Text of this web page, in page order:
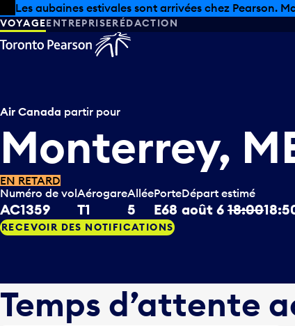
Skip to offers
Passer au contenu principal
Les aubaines estivales sont arrivées chez Pearson.
VOYAGEENTREPRISERÉDACTION
Air Canada partir pour
Monterrey,
EN RETARD
Numéro de vol
AC1359
Aérogare
T1
Allée
5
Porte
E68
Départ estimé
août 6 18:00
RECEVOIR DES NOTIFICATIONS
Temps d’attente